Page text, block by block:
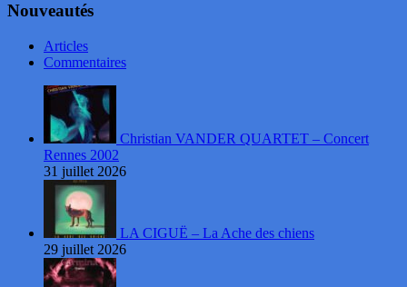
Nouveautés
Articles
Commentaires
Christian VANDER QUARTET – Concert
Rennes 2002
31 juillet 2026
LA CIGUË – La Ache des chiens
29 juillet 2026